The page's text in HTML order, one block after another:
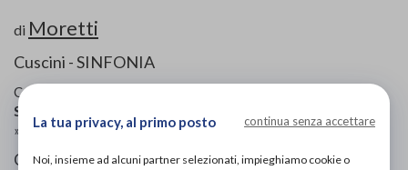
di Moretti
Cuscini - SINFONIA
Codice OTGP:
ST345
»
Cuscini
Cuscino a cuneo in memory foam che consente di
La tua privacy, al primo posto continua senza accettare
Noi, insieme ad alcuni partner selezionati, impieghiamo cookie o